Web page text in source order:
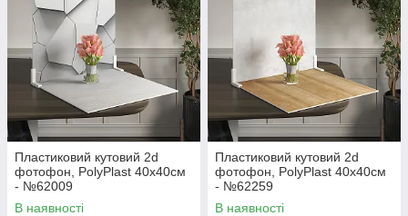
Пластиковий кутовий 2d
фотофон, PolyPlast 40x40см
- №62009
В наявності
Пластиковий кутовий 2d
фотофон, PolyPlast 40x40см
- №62259
В наявності